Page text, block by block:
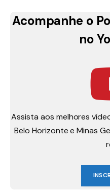
Acompanhe o
no
Assista aos melhores
Belo Horizonte e Minas